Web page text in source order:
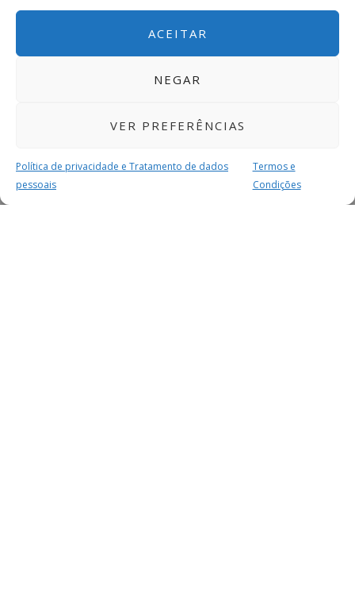
ACEITAR
NEGAR
VER PREFERÊNCIAS
Política de privacidade e Tratamento de dados
pessoais
Termos e
Condições